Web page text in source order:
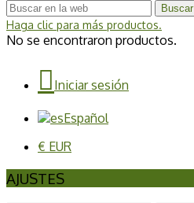
Buscar
Haga clic para más productos.
No se encontraron productos.
Iniciar sesión
Español
€ EUR
AJUSTES